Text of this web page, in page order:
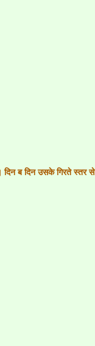
दिन ब दिन उसके गिरते स्तर से